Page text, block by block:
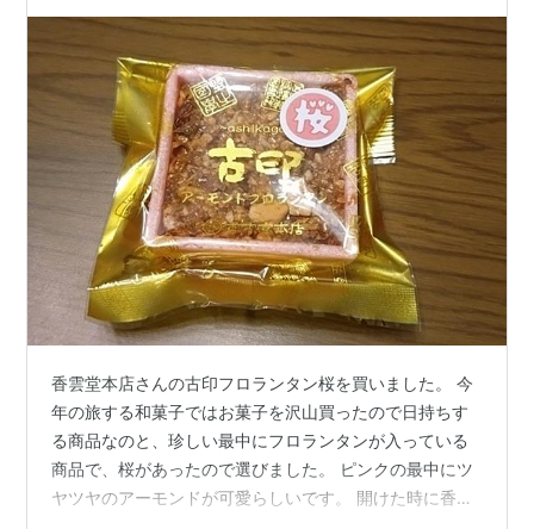
香雲堂本店さんの古印フロランタン桜を買いました。 今
年の旅する和菓子ではお菓子を沢山買ったので日持ちす
る商品なのと、珍しい最中にフロランタンが入っている
商品で、桜があったので選びました。 ピンクの最中にツ
ヤツヤのアーモンドが可愛らしいです。 開けた時に香ば